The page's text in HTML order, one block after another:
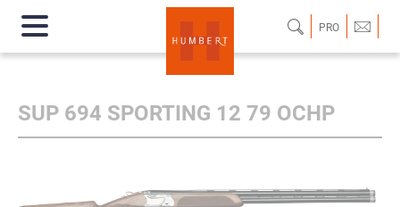
PRO
SUP 694 SPORTING 12 79 OCHP